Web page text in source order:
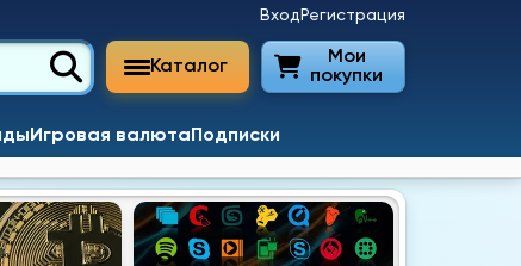
Каталог
Мои
покупки
Вход Регистрация
Игровая валюта Подписки